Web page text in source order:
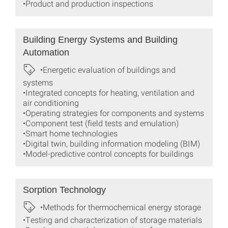
•Product and production inspections
Building Energy Systems and Building
Automation
•Energetic evaluation of buildings and
systems
•Integrated concepts for heating, ventilation and
air conditioning
•Operating strategies for components and systems
•Component test (field tests and emulation)
•Smart home technologies
•Digital twin, building information modeling (BIM)
•Model-predictive control concepts for buildings
Sorption Technology
•Methods for thermochemical energy storage
•Testing and characterization of storage materials